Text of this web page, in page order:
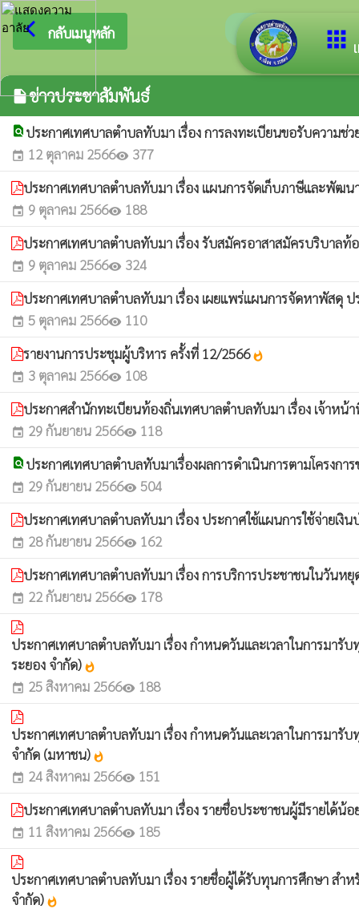
apps
arrow_back_ios กลับเมนูหลัก ยินดีต้
insert_drive_fileข่าวประชาสัมพันธ์
find_in_page ประกาศเทศบาลตำบลทับมา เรื่อง การลงทะเบียนขอรับความ
event 12 ตุลาคม 2566visibility 377
ประกาศเทศบาลตำบลทับมา เรื่อง แผนการจัดเก็บภาษีและพัฒ
event 9 ตุลาคม 2566visibility 188
ประกาศเทศบาลตำบลทับมา เรื่อง รับสมัครอาสาสมัครบริบาล
event 9 ตุลาคม 2566visibility 324
ประกาศเทศบาลตำบลทับมา เรื่อง เผยแพร่แผนการจัดหาพัสดุ
event 5 ตุลาคม 2566visibility 110
รายงานการประชุมผู้บริหาร ครั้งที่ 12/2566whatshot
event 3 ตุลาคม 2566visibility 108
ประกาศสำนักทะเบียนท้องถิ่นเทศบาลตำบลทับมา เรื่อง เจ้าหน้
event 29 กันยายน 2566visibility 118
find_in_page ประกาศเทศบาลตำบลทับมาเรื่องผลการดำเนินการตามโคร
event 29 กันยายน 2566visibility 504
ประกาศเทศบาลตำบลทับมา เรื่อง ประกาศใช้แผนการใช้จ่าย
event 28 กันยายน 2566visibility 162
ประกาศเทศบาลตำบลทับมา เรื่อง การบริการประชาชนในวัน
event 22 กันยายน 2566visibility 178
ประกาศเทศบาลตำบลทับมา เรื่อง กำหนดวันและเวลาในการม
ระยอง จำกัด) whatshot
event 25 สิงหาคม 2566visibility 188
ประกาศเทศบาลตำบลทับมา เรื่อง กำหนดวันและเวลาในการม
จำกัด (มหาชน) whatshot
event 24 สิงหาคม 2566visibility 151
ประกาศเทศบาลตำบลทับมา เรื่อง รายชื่อประชาชนผู้มีรายได้
event 11 สิงหาคม 2566visibility 185
ประกาศเทศบาลตำบลทับมา เรื่อง รายชื่อผู้ได้รับทุนการศึกษา ส
จำกัด) whatshot